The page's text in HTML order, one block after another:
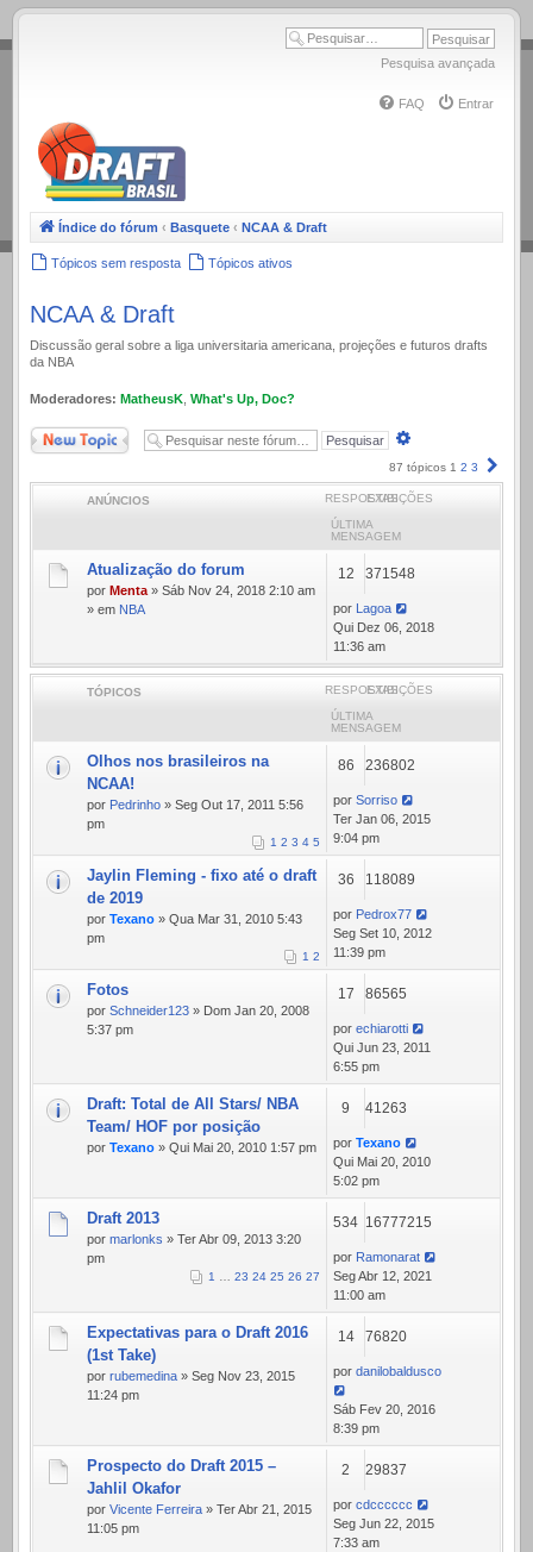
.
Pesquisa avançada
FAQ Entrar
Índice do fórum ‹ Basquete ‹ NCAA & Draft
Tópicos sem resposta Tópicos ativos
NCAA & Draft
Discussão geral sobre a liga universitaria americana, projeções e futuros drafts
da NBA
Moderadores: MatheusK What's Up, Doc?
Novo Tópico
87 tópicos 1 2 3
ANÚNCIOS RESPOSTASEXIBIÇÕES
ÚLTIMA
MENSAGEM
Atualização do forum
por Menta » Sáb Nov 24, 2018 2:10 am
» em NBA
12 371548
por
Lagoa
Qui Dez 06, 2018
11:36 am
TÓPICOS RESPOSTASEXIBIÇÕES
ÚLTIMA
MENSAGEM
Olhos nos brasileiros na
NCAA!
por Pedrinho » Seg Out 17, 2011 5:56
pm
1 2 3 4 5
86 236802
por Sorriso
Ter Jan 06, 2015
9:04 pm
Jaylin Fleming - fixo até o draft
de 2019
por Texano » Qua Mar 31, 2010 5:43
pm
1 2
36 118089
por Pedrox77
Seg Set 10, 2012
11:39 pm
Fotos
por Schneider123 » Dom Jan 20, 2008
5:37 pm
17 86565
por echiarotti
Qui Jun 23, 2011
6:55 pm
Draft: Total de All Stars/ NBA
Team/ HOF por posição
por Texano » Qui Mai 20, 2010 1:57 pm
9 41263
por Texano
Qui Mai 20, 2010
5:02 pm
Draft 2013
por marlonks » Ter Abr 09, 2013 3:20
pm
1 … 23 24 25 26 27
534 16777215
por Ramonarat
Seg Abr 12, 2021
11:00 am
Expectativas para o Draft 2016
(1st Take)
por rubemedina » Seg Nov 23, 2015
11:24 pm
14 76820
por danilobaldusco
Sáb Fev 20, 2016
8:39 pm
Prospecto do Draft 2015 –
Jahlil Okafor
por Vicente Ferreira » Ter Abr 21, 2015
11:05 pm
2 29837
por cdcccccc
Seg Jun 22, 2015
7:33 am